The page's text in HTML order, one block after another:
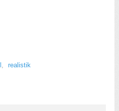
, realistik